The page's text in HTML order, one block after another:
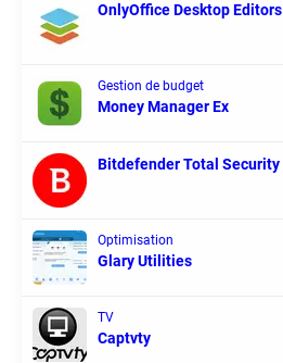
OnlyOffice Desktop Editors
Gestion de budget
Money Manager Ex
Bitdefender Total Security
Optimisation
Glary Utilities
TV
Captvty